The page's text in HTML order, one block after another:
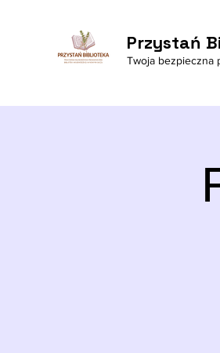
Przystań
Twoja bezpieczna